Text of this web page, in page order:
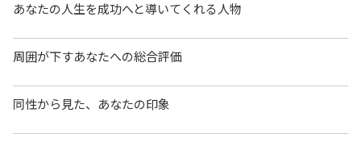
あなたの人生を成功へと導いてくれる人物
周囲が下すあなたへの総合評価
同性から見た、あなたの印象